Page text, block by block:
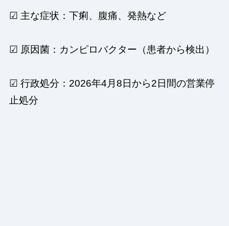
☑ 主な症状：下痢、腹痛、発熱など
☑ 原因菌：カンピロバクター（患者から検出）
☑ 行政処分：2026年4月8日から2日間の営業停
止処分